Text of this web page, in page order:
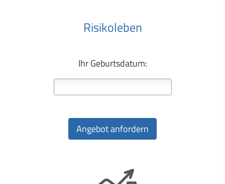
Risikoleben
Ihr Geburts­datum: